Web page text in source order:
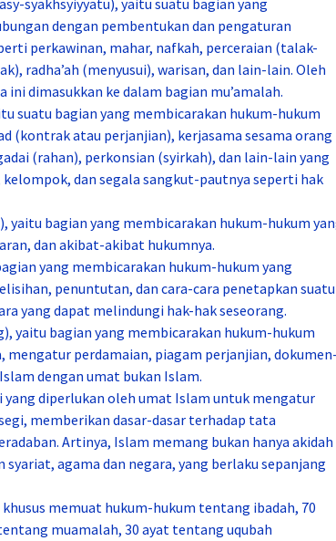
syakhsyiyyatu), yaitu suatu bagian yang
dengan pembentukan dan pengaturan
perkawinan, mahar, nafkah, perceraian (talak-
radha’ah (menyusui), warisan, dan lain-lain. Oleh
dimasukkan ke dalam bagian mu’amalah.
suatu bagian yang membicarakan hukum-hukum
(kontrak atau perjanjian), kerjasama sesama orang
(rahan), perkonsian (syirkah), dan lain-lain yang
dan segala sangkut-pautnya seperti hak
yaitu bagian yang membicarakan hukum-hukum
dan akibat-akibat hukumnya.
yang membicarakan hukum-hukum yang
penuntutan, dan cara-cara penetapkan suatu
yang dapat melindungi hak-hak seseorang.
yaitu bagian yang membicarakan hukum-hukum
mengatur perdamaian, piagam perjanjian, dokumen-
dengan umat bukan Islam.
yang diperlukan oleh umat Islam untuk mengatur
memberikan dasar-dasar terhadap tata
Artinya, Islam memang bukan hanya akidah
agama dan negara, yang berlaku sepanjang
khusus memuat hukum-hukum tentang ibadah, 70
muamalah, 30 ayat tentang uqubah